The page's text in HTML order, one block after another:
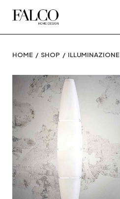
HOME SHOP ILLUMINAZIONE